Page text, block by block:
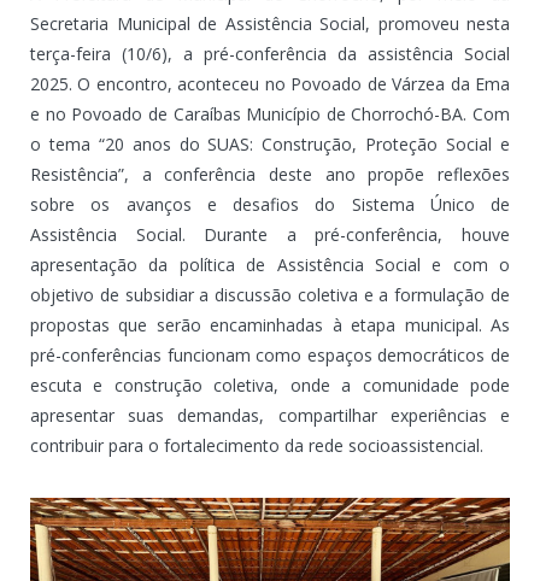
Secretaria Municipal de Assistência Social, promoveu nesta
terça-feira (10/6), a pré-conferência da assistência Social
2025. O encontro, aconteceu no Povoado de Várzea da Ema
e no Povoado de Caraíbas Município de Chorrochó-BA. Com
o tema “20 anos do SUAS: Construção, Proteção Social e
Resistência”, a conferência deste ano propõe reflexões
sobre os avanços e desafios do Sistema Único de
Assistência Social. Durante a pré-conferência, houve
apresentação da política de Assistência Social e com o
objetivo de subsidiar a discussão coletiva e a formulação de
propostas que serão encaminhadas à etapa municipal. As
pré-conferências funcionam como espaços democráticos de
escuta e construção coletiva, onde a comunidade pode
apresentar suas demandas, compartilhar experiências e
contribuir para o fortalecimento da rede socioassistencial.